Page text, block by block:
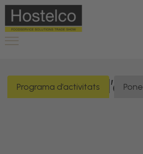
Programa
Programa d’activitats